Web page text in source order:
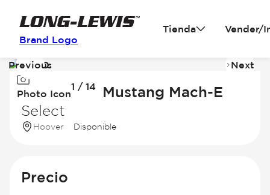
Brand Logo
Tienda Vender/
Image
of
Photo Icon
1 / 14
Previous Next
2026 Ford Mustang Mach-E
Select
Hoover Disponible
Precio